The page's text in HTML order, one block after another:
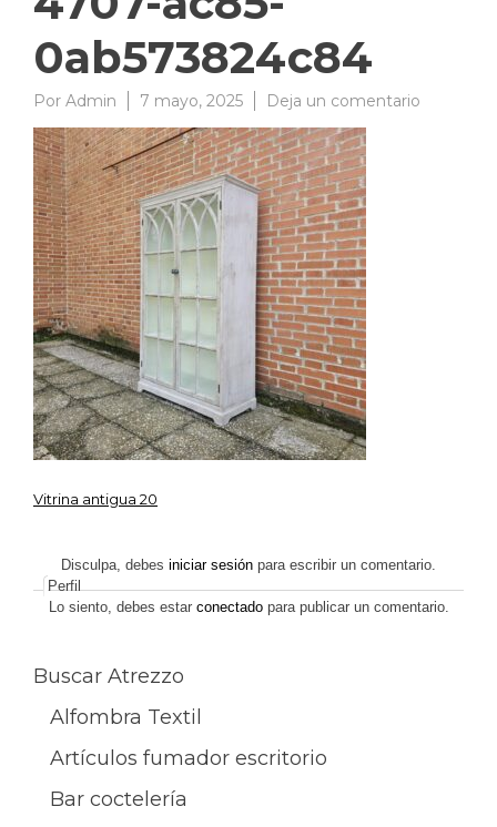
0ab573824c84
Por Admin 7 mayo, 2025 Deja un comentario
Navegación
de
entradas
Vitrina antigua 20
Disculpa, debes iniciar sesión para escribir un comentario.
Perfil
Lo siento, debes estar conectadopara publicar un comentario.
Buscar Atrezzo
Alfombra Textil
Artículos fumador escritorio
Bar coctelería